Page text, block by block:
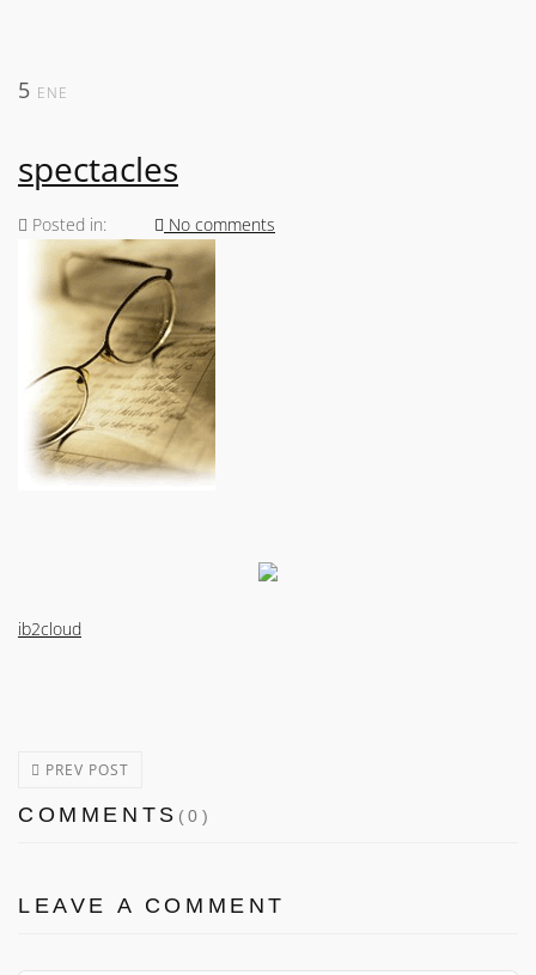
5 ENE
spectacles
Posted in: No comments
ib2cloud
PREV POST
COMMENTS (0)
LEAVE A COMMENT